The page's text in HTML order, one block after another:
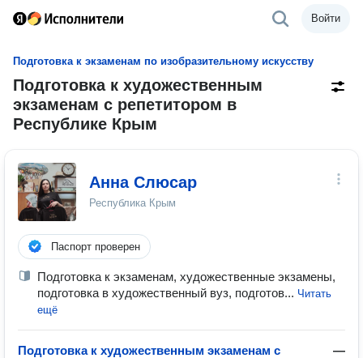
Войти
Подготовка к экзаменам по изобразительному искусству
Подготовка к художественным
экзаменам с репетитором в
Республике Крым
Анна Слюсар
Республика Крым
Паспорт проверен
Подготовка к экзаменам, художественные экзамены,
подготовка в художественный вуз, подготов... Читать
ещё
Подготовка к художественным экзаменам с
—